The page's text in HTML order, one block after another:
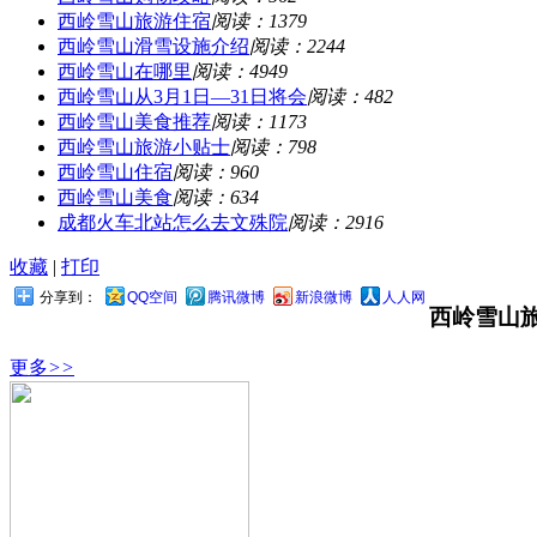
西岭雪山旅游住宿阅读：1379
西岭雪山滑雪设施介绍阅读：2244
西岭雪山在哪里阅读：4949
西岭雪山从3月1日—31日将会阅读：482
西岭雪山美食推荐阅读：1173
西岭雪山旅游小贴士阅读：798
西岭雪山住宿阅读：960
西岭雪山美食阅读：634
成都火车北站怎么去文殊院阅读：2916
收藏 | 打印
分享到： QQ空间 腾讯微博 新浪微博 人人网
西岭雪山
更多>>